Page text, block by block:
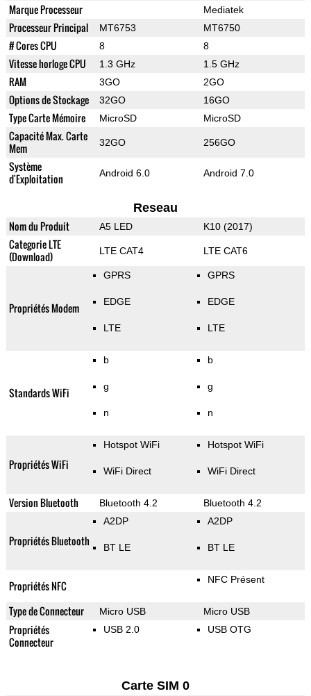
Marque Processeur Mediatek
Processeur Principal MT6753 MT6750
# Cores CPU 8 8
Vitesse horloge CPU 1.3 GHz 1.5 GHz
RAM 3GO 2GO
Options de Stockage 32GO 16GO
Type Carte Mémoire MicroSD MicroSD
Capacité Max. Carte
Mem
32GO 256GO
Système
d'Exploitation
Android 6.0 Android 7.0
Reseau
Nom du Produit A5 LED K10 (2017)
Categorie LTE
(Download)
LTE CAT4 LTE CAT6
Propriétés Modem
GPRS
EDGE
LTE
GPRS
EDGE
LTE
Standards WiFi
b
g
n
b
g
n
Propriétés WiFi
Hotspot WiFi
WiFi Direct
Hotspot WiFi
WiFi Direct
Version Bluetooth Bluetooth 4.2 Bluetooth 4.2
Propriétés Bluetooth
A2DP
BT LE
A2DP
BT LE
Propriétés NFC NFC Présent
Type de Connecteur Micro USB Micro USB
Propriétés
Connecteur
USB 2.0 USB OTG
Carte SIM 0